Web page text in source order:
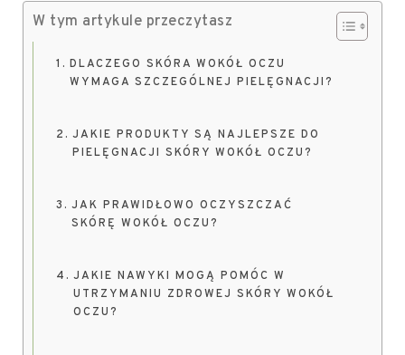
W tym artykule przeczytasz
DLACZEGO SKÓRA WOKÓŁ OCZU
WYMAGA SZCZEGÓLNEJ PIELĘGNACJI?
JAKIE PRODUKTY SĄ NAJLEPSZE DO
PIELĘGNACJI SKÓRY WOKÓŁ OCZU?
JAK PRAWIDŁOWO OCZYSZCZAĆ
SKÓRĘ WOKÓŁ OCZU?
JAKIE NAWYKI MOGĄ POMÓC W
UTRZYMANIU ZDROWEJ SKÓRY WOKÓŁ
OCZU?